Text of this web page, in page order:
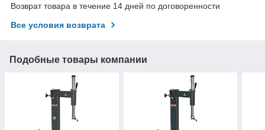
Возврат товара в течение 14 дней по договоренности
Все условия возврата
Подобные товары компании